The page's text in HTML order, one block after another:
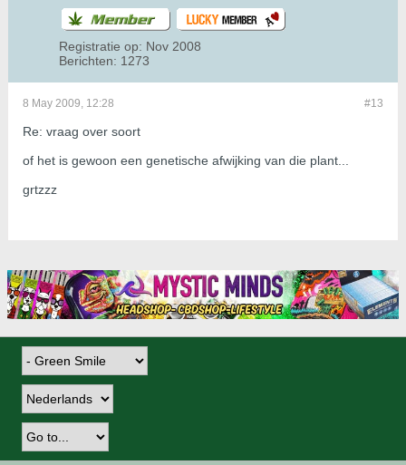
Registratie op: Nov 2008
Berichten: 1273
#13
8 May 2009, 12:28
Re: vraag over soort
of het is gewoon een genetische afwijking van die plant...
grtzzz